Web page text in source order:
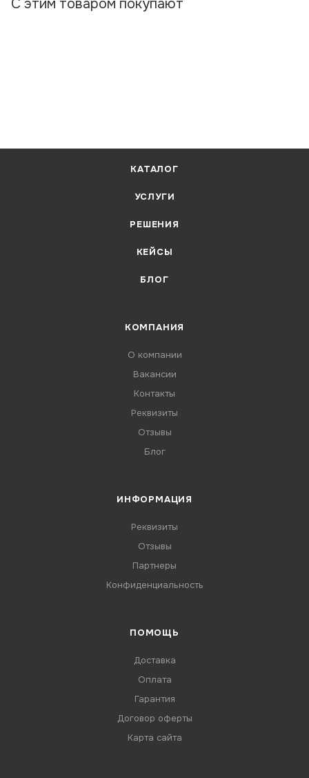
С этим товаром покупают
КАТАЛОГ
УСЛУГИ
РЕШЕНИЯ
КЕЙСЫ
БЛОГ
КОМПАНИЯ
О компании
Вакансии
Контакты
Реквизиты
Отзывы
Блог
ИНФОРМАЦИЯ
Реквизиты
Отзывы
Партнеры
Конфиденциальность
ПОМОЩЬ
Доставка
Оплата
Гарантия
Договор оферты
Карта сайта